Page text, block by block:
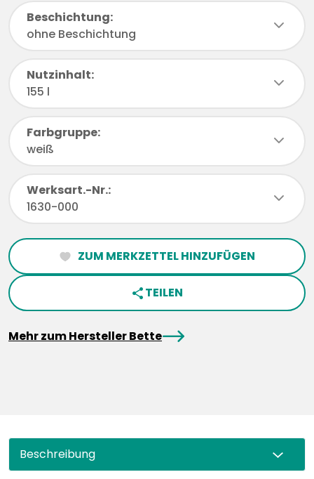
Beschichtung:
ohne Beschichtung
chevronDown
Nutzinhalt:
155 l
chevronDown
Farbgruppe:
weiß
chevronDown
Werksart.-Nr.:
1630-000
chevronDown
heartFilled ZUM MERKZETTEL HINZUFÜGEN
share TEILEN
Mehr zum Hersteller BettearrowRight
Beschreibung